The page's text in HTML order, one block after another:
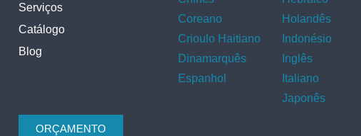
Serviços
Catálogo
Blog
ORÇAMENTO
Coreano
Crioulo Haitiano
Dinamarquês
Espanhol
Holandês
Indonésio
Inglês
Italiano
Japonês